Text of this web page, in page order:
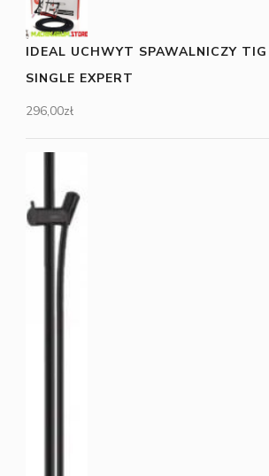
IDEAL UCHWYT SPAWALNICZY
SINGLE EXPERT
296,00zł